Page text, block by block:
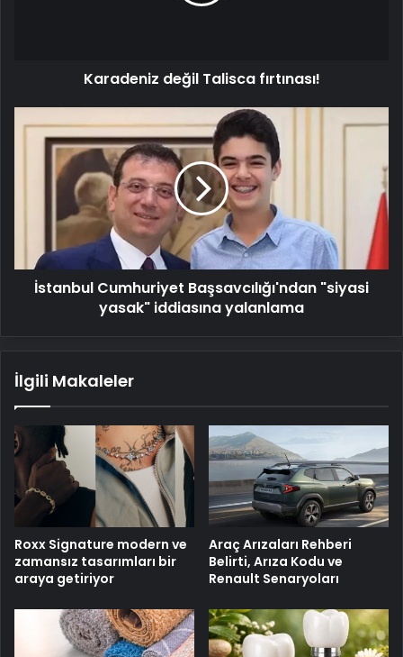
Karadeniz değil Talisca fırtınası!
Cumhuriyet
Başsavcılığı'ndan
yalanlama
İstanbul Cumhuriyet Başsavcılığı'ndan "siyasi
yasak" iddiasına yalanlama
İlgili Makaleler
Roxx Signature modern ve
zamansız tasarımları bir
araya getiriyor
Araç Arızaları Rehberi
Belirti, Arıza Kodu ve
Renault Senaryoları